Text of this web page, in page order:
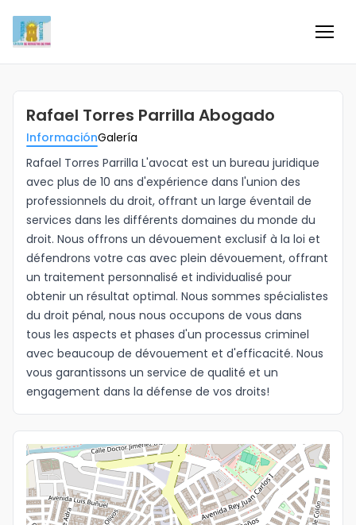
Información
Negocios
Colaboradores
Blog
Eventos
Ofertas e ideas para disfrutar
Idioma
Rafael Torres Parrilla Abogado
InformaciónGalería
Rafael Torres Parrilla L'avocat est un bureau juridique
avec plus de 10 ans d'expérience dans l'union des
professionnels du droit, offrant un large éventail de
services dans les différents domaines du monde du
droit. Nous offrons un dévouement exclusif à la loi et
défendrons votre cas avec plein dévouement, offrant
un traitement personnalisé et individualisé pour
obtenir un résultat optimal. Nous sommes spécialistes
du droit pénal, nous nous occupons de vous dans
tous les aspects et phases d'un processus criminel
avec beaucoup de dévouement et d'efficacité. Nous
vous garantissons un service de qualité et un
engagement dans la défense de vos droits!